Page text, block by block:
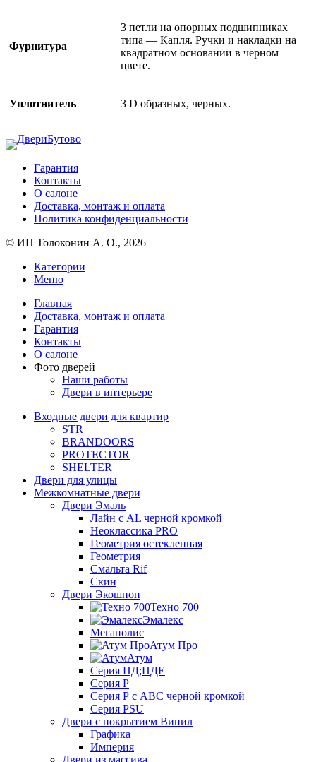
Фурнитура
3 петли на опорных подшипниках
типа — Капля. Ручки и накладки на
квадратном основании в черном
цвете.
Уплотнитель 3 D образных, черных.
Гарантия
Контакты
О салоне
Доставка, монтаж и оплата
Политика конфиденциальности
© ИП Толоконин А. О., 2026
Категории
Меню
Главная
Доставка, монтаж и оплата
Гарантия
Контакты
О салоне
Фото дверей
Наши работы
Двери в интерьере
Входные двери для квартир
STR
BRANDOORS
PROTECTOR
SHELTER
Двери для улицы
Межкомнатные двери
Двери Эмаль
Лайн с AL черной кромкой
Неоклассика PRO
Геометрия остекленная
Геометрия
Смальта Rif
Скин
Двери Экошпон
Техно 700
Эмалекс
Мегаполис
Атум Про
Атум
Серия ПД;ПДЕ
Серия Р
Серия Р с АВС черной кромкой
Серия PSU
Двери с покрытием Винил
Графика
Империя
Двери из массива